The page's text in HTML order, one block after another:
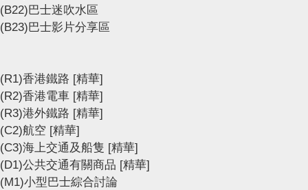
(B22)巴士迷吹水區
(B23)巴士影片分享區
(R1)香港鐵路 [精華]
(R2)香港電車 [精華]
(R3)港外鐵路 [精華]
(C2)航空 [精華]
(C3)海上交通及船隻 [精華]
(D1)公共交通有關商品 [精華]
(M1)小型巴士綜合討論